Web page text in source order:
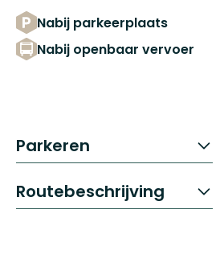
Nabij parkeerplaats
Nabij openbaar vervoer
Parkeren
Routebeschrijving